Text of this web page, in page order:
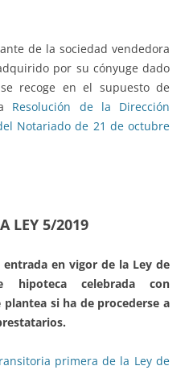
de la sociedad vendedora
por su cónyuge dado
recoge en el supuesto de
Resolución de la Dirección
Notariado de 21 de octubre
LEY 5/2019
en vigor de la Ley de
hipoteca celebrada con
si ha de procederse a
primera de la Ley de